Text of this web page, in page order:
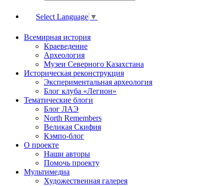
Select Language ▼
Всемирная история
Краеведение
Археология
Музеи Северного Казахстана
Историческая реконструкция
Экспериментальная археология
Блог клуба «Легион»
Тематические блоги
Блог ЛАЭ
North Remembers
Великая Скифия
Кэмпо-блог
О проекте
Наши авторы
Помочь проекту
Мультимедиа
Художественная галерея